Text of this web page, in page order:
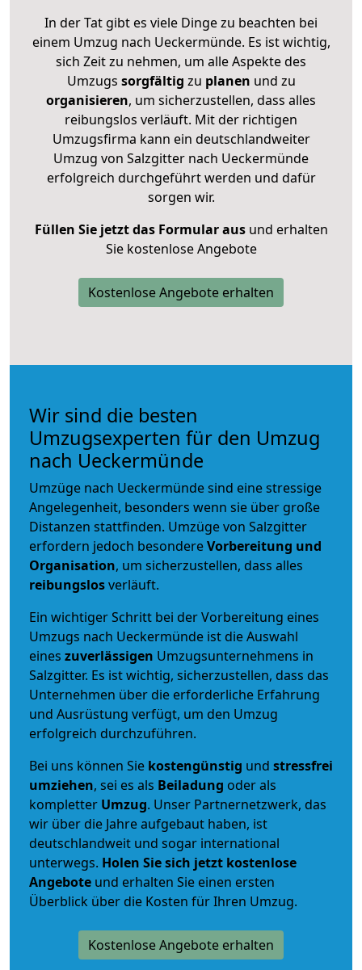
In der Tat gibt es viele Dinge zu beachten bei
einem Umzug nach Ueckermünde. Es ist wichtig,
sich Zeit zu nehmen, um alle Aspekte des
Umzugs sorgfältig zu planen und zu
organisieren, um sicherzustellen, dass alles
reibungslos verläuft. Mit der richtigen
Umzugsfirma kann ein deutschlandweiter
Umzug von Salzgitter nach Ueckermünde
erfolgreich durchgeführt werden und dafür
sorgen wir.
Füllen Sie jetzt das Formular ausund erhalten
Sie kostenlose Angebote
Kostenlose Angebote erhalten
Wir sind die besten
Umzugsexperten für den Umzug
nach Ueckermünde
Umzüge nach Ueckermünde sind eine stressige
Angelegenheit, besonders wenn sie über große
Distanzen stattfinden. Umzüge von Salzgitter
erfordern jedoch besondereVorbereitung und
Organisation, um sicherzustellen, dass alles
reibungslosverläuft.
Ein wichtiger Schritt bei der Vorbereitung eines
Umzugs nach Ueckermünde ist die Auswahl
eines zuverlässigen Umzugsunternehmens in
Salzgitter. Es ist wichtig, sicherzustellen, dass das
Unternehmen über die erforderliche Erfahrung
und Ausrüstung verfügt, um den Umzug
erfolgreich durchzuführen.
Bei uns können Sie kostengünstig und stressfrei
umziehen, sei es als Beiladung oder als
kompletter Umzug. Unser Partnernetzwerk, das
wir über die Jahre aufgebaut haben, ist
deutschlandweit und sogar international
unterwegs. Holen Sie sich jetzt kostenlose
Angebote und erhalten Sie einen ersten
Überblick über die Kosten für Ihren Umzug.
Kostenlose Angebote erhalten